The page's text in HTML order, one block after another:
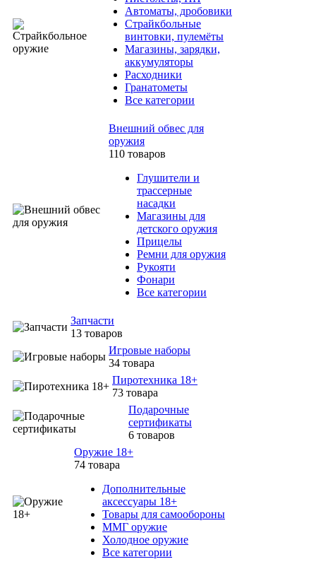
Автоматы, дробовики
Страйкбольные
винтовки, пулемёты
Магазины, зарядки,
аккумуляторы
Расходники
Гранатометы
Все категории
Внешний обвес для
оружия
110 товаров
Глушители и
трассерные
насадки
Магазины для
детского оружия
Прицелы
Ремни для оружия
Рукояти
Фонари
Все категории
Запчасти
13 товаров
Игровые наборы
34 товара
Пиротехника 18+
73 товара
Подарочные
сертификаты
6 товаров
Оружие 18+
74 товара
Дополнительные
аксессуары 18+
Товары для самообороны
ММГ оружие
Холодное оружие
Все категории